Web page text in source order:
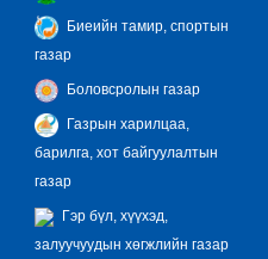
Биеийн тамир, спортын
газар
Боловсролын газар
Газрын харилцаа,
барилга, хот байгуулалтын
газар
Гэр бүл, хүүхэд,
залуучуудын хөгжлийн газар